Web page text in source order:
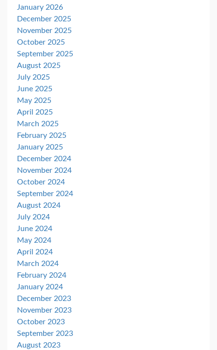
January 2026
December 2025
November 2025
October 2025
September 2025
August 2025
July 2025
June 2025
May 2025
April 2025
March 2025
February 2025
January 2025
December 2024
November 2024
October 2024
September 2024
August 2024
July 2024
June 2024
May 2024
April 2024
March 2024
February 2024
January 2024
December 2023
November 2023
October 2023
September 2023
August 2023